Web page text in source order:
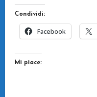
Condividi:
Facebook
Mi piace: